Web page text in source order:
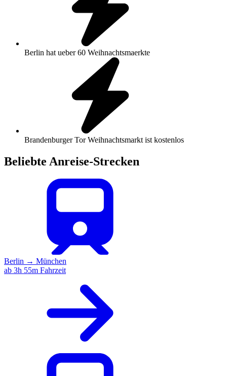
Berlin hat ueber 60 Weihnachtsmaerkte
Brandenburger Tor Weihnachtsmarkt ist kostenlos
Beliebte Anreise-Strecken
Berlin → München
ab 3h 55m Fahrzeit